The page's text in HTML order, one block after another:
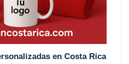
en Costa Rica